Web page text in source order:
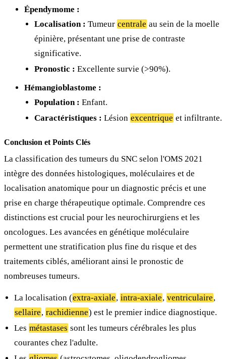
Épendymome :
Localisation : Tumeur centrale au sein de la moelle
épinière, présentant une prise de contraste
significative.
Pronostic : Excellente survie (>90%).
Hémangioblastome :
Population : Enfant.
Caractéristiques : Lésion excentrique et infiltrante.
Conclusion et Points Clés
La classification des tumeurs du SNC selon l'OMS 2021
intègre des données histologiques, moléculaires et de
localisation anatomique pour un diagnostic précis et une
prise en charge thérapeutique optimale. Comprendre ces
distinctions est crucial pour les neurochirurgiens et les
oncologues. Les avancées en génétique moléculaire
permettent une stratification plus fine du risque et des
traitements ciblés, améliorant ainsi le pronostic de
nombreuses tumeurs.
La localisation (extra-axiale, intra-axiale, ventriculaire,
sellaire, rachidienne) est le premier indice diagnostique.
Les métastases sont les tumeurs cérébrales les plus
courantes chez l'adulte.